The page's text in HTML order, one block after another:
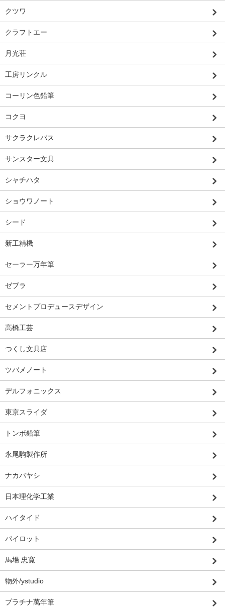
クツワ
クラフトエー
月光荘
工房リンクル
コーリン色鉛筆
コクヨ
サクラクレパス
サンスター文具
シャチハタ
ショウワノート
シード
新工精機
セーラー万年筆
ゼブラ
セメントプロデュースデザイン
高橋工芸
つくし文具店
ツバメノート
デルフォニックス
東京スライダ
トンボ鉛筆
永尾駒製作所
ナカバヤシ
日本理化学工業
ハイタイド
パイロット
馬場 忠寛
物外/ystudio
プラチナ萬年筆